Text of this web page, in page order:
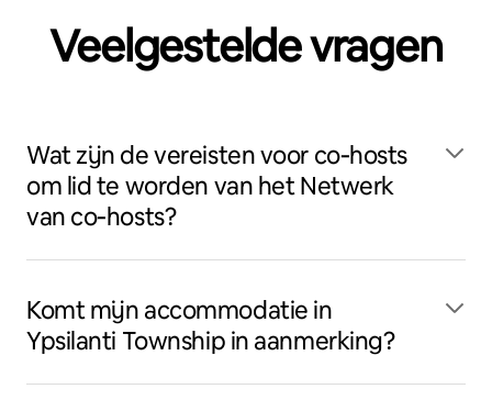
Veelgestelde vragen
Wat zijn de vereisten voor co‑hosts
om lid te worden van het Netwerk
van co‑hosts?
Komt mijn accommodatie in
Ypsilanti Township in aanmerking?